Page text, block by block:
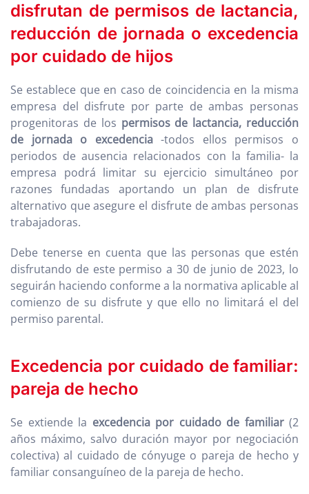
disfrutan de permisos de lactancia,
reducción de jornada o excedencia
por cuidado de hijos
Se establece que en caso de coincidencia en la misma
empresa del disfrute por parte de ambas personas
progenitoras de los permisos de lactancia, reducción
de jornada o excedencia-todos ellos permisos o
periodos de ausencia relacionados con la familia- la
empresa podrá limitar su ejercicio simultáneo por
razones fundadas aportando un plan de disfrute
alternativo que asegure el disfrute de ambas personas
trabajadoras.
Debe tenerse en cuenta que las personas que estén
disfrutando de este permiso a 30 de junio de 2023, lo
seguirán haciendo conforme a la normativa aplicable al
comienzo de su disfrute y que ello no limitará el del
permiso parental.
Excedencia por cuidado de familiar:
pareja de hecho
Se extiende la excedencia por cuidado de familiar(2
años máximo, salvo duración mayor por negociación
colectiva) al cuidado de cónyuge o pareja de hecho y
familiar consanguíneo de la pareja de hecho.